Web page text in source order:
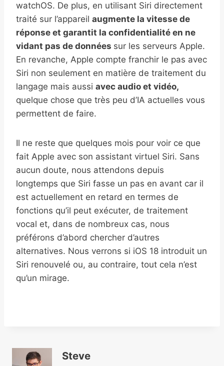
watchOS. De plus, en utilisant Siri directement
traité sur l’appareil augmente la vitesse de
réponse et garantit la confidentialité en ne
vidant pas de données sur les serveurs Apple.
En revanche, Apple compte franchir le pas avec
Siri non seulement en matière de traitement du
langage mais aussi avec audio et vidéo,
quelque chose que très peu d’IA actuelles vous
permettent de faire.
Il ne reste que quelques mois pour voir ce que
fait Apple avec son assistant virtuel Siri. Sans
aucun doute, nous attendons depuis
longtemps que Siri fasse un pas en avant car il
est actuellement en retard en termes de
fonctions qu’il peut exécuter, de traitement
vocal et, dans de nombreux cas, nous
préférons d’abord chercher d’autres
alternatives. Nous verrons si iOS 18 introduit un
Siri renouvelé ou, au contraire, tout cela n’est
qu’un mirage.
Steve